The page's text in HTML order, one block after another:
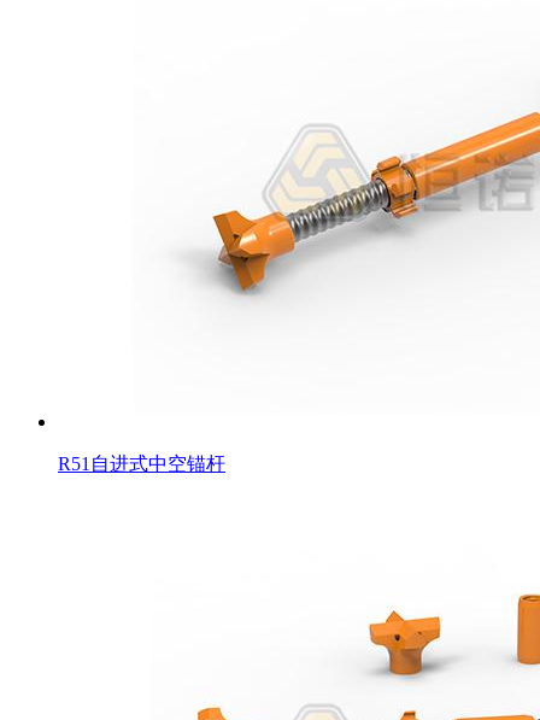
R51自进式中空锚杆